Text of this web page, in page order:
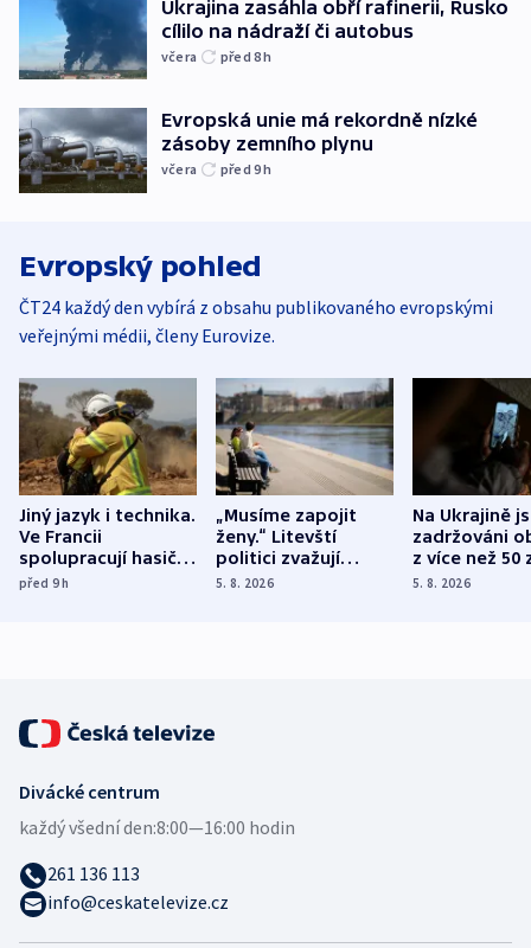
Ukrajina zasáhla obří rafinerii, Rusko
cílilo na nádraží či autobus
včera před 8h
Evropská unie má rekordně nízké
zásoby zemního plynu
včera před 9h
Evropský pohled
ČT24 každý den vybírá z obsahu publikovaného evropskými
veřejnými médii, členy Eurovize.
Jiný jazyk i technika.
Ve Francii
spolupracují hasiči z
různých zemí
před 9h
„Musíme zapojit
ženy.“ Litevští
politici zvažují
dohodu o
5. 8. 2026
Na Ukrajině
zadržováni
z více než 50
Bojovali na
5. 8. 2026
Divácké centrum
každý všední den:8:00—16:00 hodin
261 136 113
info@ceskatelevize.cz